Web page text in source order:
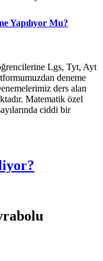
Yapılıyor Mu?
Lgs, Tyt, Ayt
deneme
ders alan
Matematik özel
ciddi bir